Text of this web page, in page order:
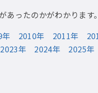
ったのかがわかります
2010年 2011年
2023年 2024年 2025年